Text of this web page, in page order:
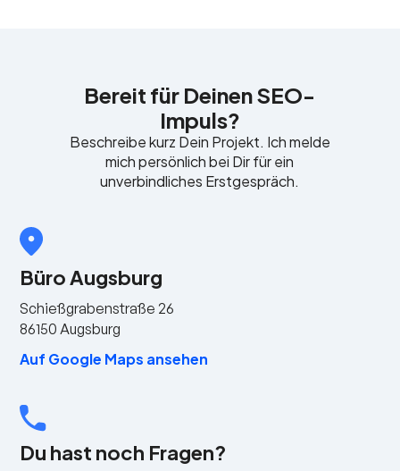
Bereit für Deinen SEO-
Impuls?
Beschreibe kurz Dein Projekt. Ich melde
mich persönlich bei Dir für ein
unverbindliches Erstgespräch.
Büro Augsburg
Schießgrabenstraße 26
86150 Augsburg
Auf Google Maps ansehen
Du hast noch Fragen?